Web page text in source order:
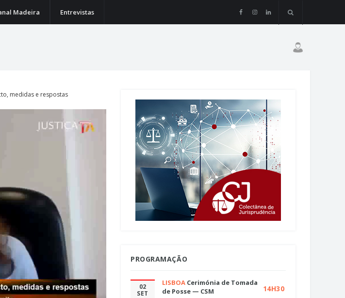
Madeira Entrevistas
medidas e respostas
PROGRAMAÇÃO
02
SET
LISBOA Cerimónia de Tomada
de Posse — CSM
14H30